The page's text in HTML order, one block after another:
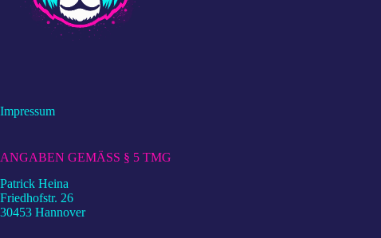
Impressum
ANGABEN GEMÄSS § 5 TMG
Patrick Heina
Friedhofstr. 26
30453 Hannover